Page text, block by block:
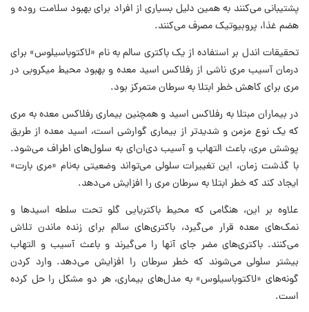
پشتیبانی می‌کنند به همین دلیل بسیاری از افراد برای بهبود سلامت روده و
هضم غذا، پروبیوتیک مصرف می‌کنند.
تحقیقات اندل بر استفاده از یک باکتری سالم به نام «لاکتوباسیلوس» برای
درمان آسیب مری ناشی از رفلاکس اسید معده و بهبود محیط میکروبی در
مری برای کاهش خطر ابتلا به سرطان متمرکز بود.
در بیماران مبتلا به رفلاکس اسید و همچنین بیماری رفلاکس معده به مری
که یک نوع مزمن و شدیدتر از بیماری گوارشی است، اسید معده از طریق
پوشش مری، باعث التهاب و آسیب دی‌ان‌ای به سلول‌های اطراف می‌شود.
با گذشت زمان، این تغییرات سلولی می‌تواند وضعیتی به‌نام «مری بارت»
ایجاد کند که خطر ابتلا به سرطان مری را افزایش می‌دهد.
علاوه بر این، هنگامی که محیط باکتریایی گلو تحت سلطه اسیدها و
نمک‌های معده قرار می‌گیرد، باکتری‌های سالم برای زنده ماندن تلاش
می‌کنند. باکتری‌های مضر جای آنها را می‌گیرند و باعث آسیب و التهاب
بیشتر سلولی می‌شوند که خطر سرطان را افزایش می‌دهد. وارد کردن
گونه‌های «لاکتوباسیلوس» به مدل‌های بیماری، هر دو مشکل را حل کرده
است.